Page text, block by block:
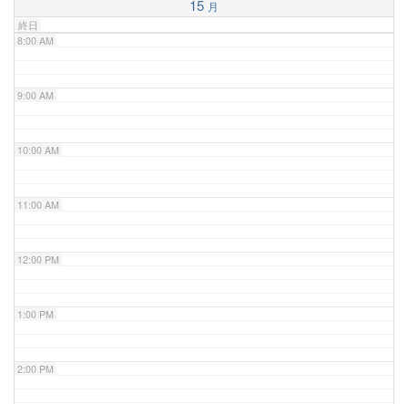
15 月
終日
8:00 AM
9:00 AM
10:00 AM
11:00 AM
12:00 PM
1:00 PM
2:00 PM